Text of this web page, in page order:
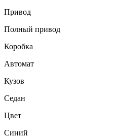
Привод
Полный привод
Коробка
Автомат
Кузов
Седан
Цвет
Синий